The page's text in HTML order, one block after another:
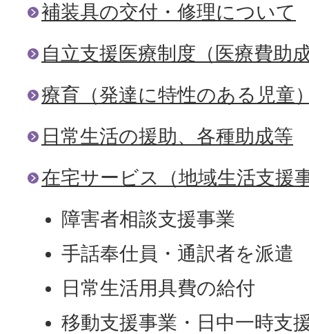
補装具の交付・修理について
自立支援医療制度（医療費助
療育（発達に特性のある児童
日常生活の援助、各種助成等
在宅サービス（地域生活支援
障害者相談支援事業
手話奉仕員・通訳者を派遣
日常生活用具費の給付
移動支援事業・日中一時支